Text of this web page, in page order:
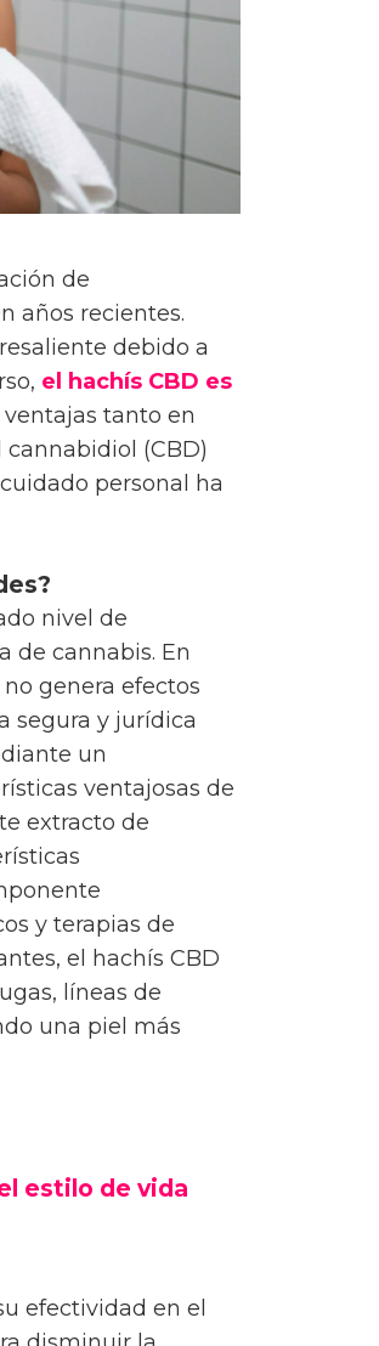
de
años recientes.
debido a
el hachís CBD es
tanto en
(CBD)
personal ha
nivel de
de cannabis. En
genera efectos
segura y jurídica
un
ventajosas de
extracto de
y terapias de
el hachís CBD
líneas de
una piel más
estilo de vida
efectividad en el